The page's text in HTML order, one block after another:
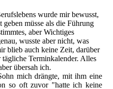
wurde mir bewusst,
geben müsse als die Führung
aber Wichtiges
wusste aber nicht, was
blieb auch keine Zeit, darüber
Terminkalender. Alles
übersah ich.
mich drängte, mit ihm eine
so oft zuvor "hatte ich keine